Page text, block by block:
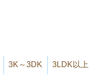
3K～3DK 3LDK以上